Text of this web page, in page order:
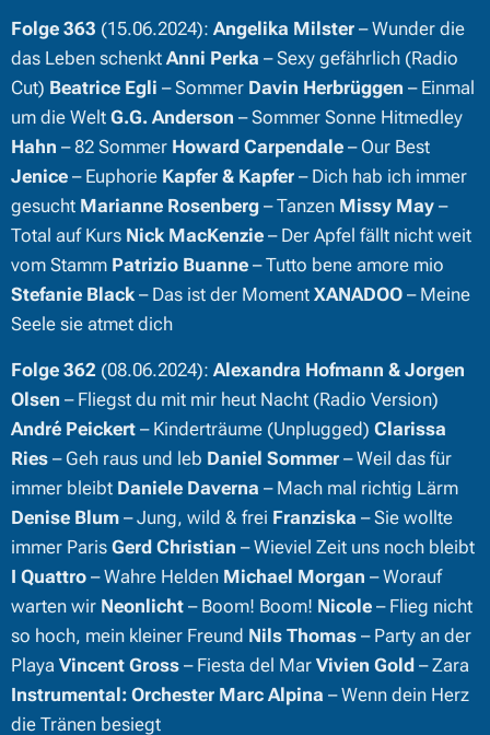
Folge 363 (15.06.2024): Angelika Milster – Wunder die
das Leben schenkt Anni Perka – Sexy gefährlich (Radio
Cut) Beatrice Egli – Sommer Davin Herbrüggen – Einmal
um die Welt G.G. Anderson – Sommer Sonne Hitmedley
Hahn – 82 Sommer Howard Carpendale – Our Best
Jenice – Euphorie Kapfer & Kapfer – Dich hab ich immer
gesucht Marianne Rosenberg – Tanzen Missy May –
Total auf Kurs Nick MacKenzie – Der Apfel fällt nicht weit
vom Stamm Patrizio Buanne – Tutto bene amore mio
Stefanie Black– Das ist der Moment XANADOO – Meine
Seele sie atmet dich
Folge 362 (08.06.2024): Alexandra Hofmann & Jorgen
Olsen – Fliegst du mit mir heut Nacht (Radio Version)
André Peickert – Kinderträume (Unplugged) Clarissa
Ries – Geh raus und leb Daniel Sommer – Weil das für
immer bleibt Daniele Daverna – Mach mal richtig Lärm
Denise Blum – Jung, wild & frei Franziska – Sie wollte
immer Paris Gerd Christian – Wieviel Zeit uns noch bleibt
I Quattro – Wahre Helden Michael Morgan – Worauf
warten wir Neonlicht – Boom! Boom! Nicole – Flieg nicht
so hoch, mein kleiner Freund Nils Thomas – Party an der
Playa Vincent Gross – Fiesta del Mar Vivien Gold – Zara
Instrumental: Orchester Marc Alpina – Wenn dein Herz
die Tränen besiegt